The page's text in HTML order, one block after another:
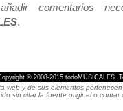
comentarios
.
© 2008-2015 todoMUSICALES.
web y de sus elementos
sin citar la fuente original o